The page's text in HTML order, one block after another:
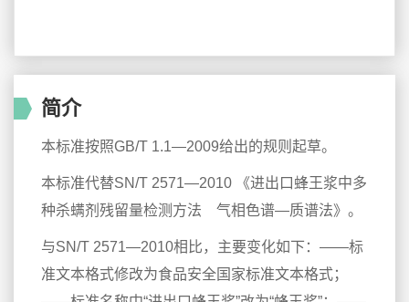
简介
本标准按照GB/T 1.1—2009给出的规则起草。
本标准代替SN/T 2571—2010 《进出口蜂王浆中多
种杀螨剂残留量检测方法 气相色谱—质谱法》。
与SN/T 2571—2010相比，主要变化如下：——标
准文本格式修改为食品安全国家标准文本格式；